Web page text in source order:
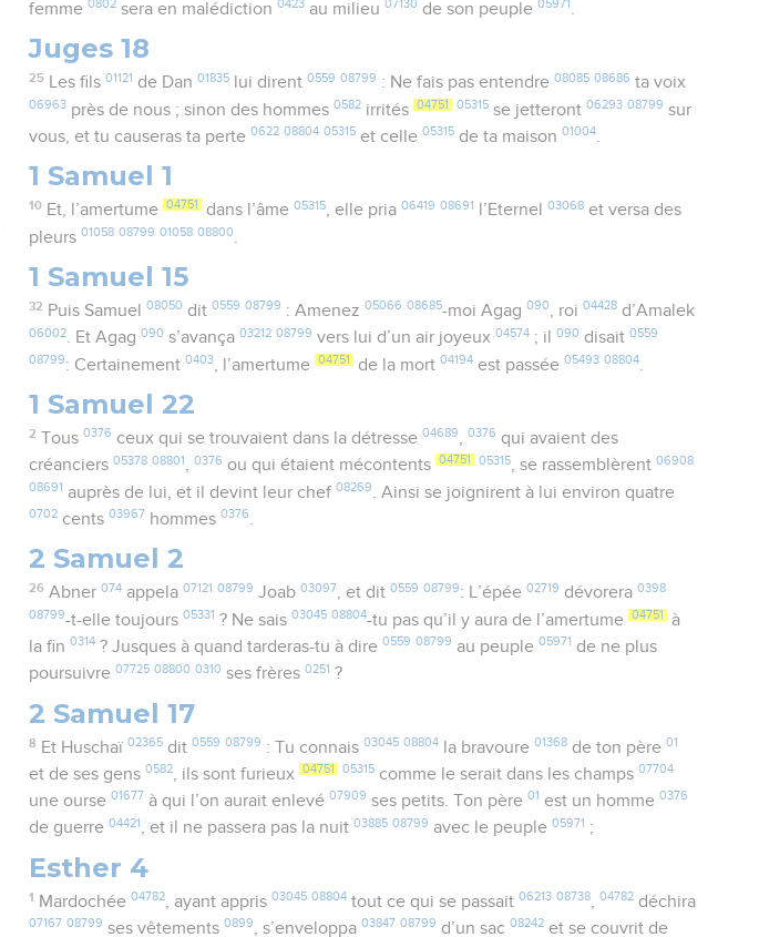
femme0802 sera en malédiction0423 au milieu07130 de son peuple05971 .
Juges 18
25 Les fils 01121 de Dan 01835lui dirent 0559 08799 : Ne fais pas entendre 08085 08686 ta voix
06963 près de nous ; sinon des hommes0582 irrités 04751 05315 se jetteront06293 08799 sur
vous, et tu causeras ta perte0622 08804 05315 et celle05315 de ta maison01004.
1 Samuel 1
10 Et, l’amertume 04751 dans l’âme 05315, elle pria 06419 08691 l’Eternel 03068et versa des
pleurs01058 08799 01058 08800
1 Samuel 15
32 Puis Samuel 08050 dit 0559 08799 : Amenez 05066 08685-moi Agag 090, roi 04428d’Amalek
06002. Et Agag090 s’avança03212 08799 vers lui d’un air joyeux04574 ; il090 disait0559
08799: Certainement0403 , l’amertume 04751 de la mort04194 est passée05493 08804
1 Samuel 22
2 Tous 0376 ceux qui se trouvaient dans la détresse 04689, 0376 qui avaient des
créanciers05378 08801,0376 ou qui étaient mécontents 04751 05315, se rassemblèrent06908
08691 auprès de lui, et il devint leur chef08269 . Ainsi se joignirent à lui environ quatre
0702 cents03967 hommes0376
2 Samuel 2
26 Abner 074appela 07121 08799 Joab 03097, et dit 0559 08799: L’épée 02719 dévorera 0398
08799-t-elle toujours05331 ? Ne sais03045 08804-tu pas qu’il y aura de l’amertume 04751
à
la fin0314 ? Jusques à quand tarderas-tu à dire0559 08799 au peuple05971
de ne plus
poursuivre07725 08800 0310 ses frères0251 ?
2 Samuel 17
8 Et Huschaï 02365dit 0559 08799 : Tu connais 03045 08804la bravoure 01368de ton père 01
et de ses gens0582 , ils sont furieux 04751 05315 comme le serait dans les champs07704
une ourse01677 à qui l’on aurait enlevé07909 ses petits. Ton père01 est un homme0376
de guerre04421 , et il ne passera pas la nuit03885 08799 avec le peuple05971 ;
Esther 4
1 Mardochée 04782, ayant appris 03045 08804tout ce qui se passait 06213 08738, 04782déchira
07167 08799 ses vêtements0899, s’enveloppa03847 08799 d’un sac08242 et se couvrit de